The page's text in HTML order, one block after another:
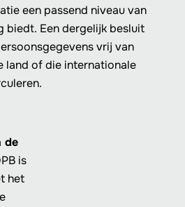
een passend niveau van
biedt. Een dergelijk besluit
vrij van
land of die internationale
de
is
het